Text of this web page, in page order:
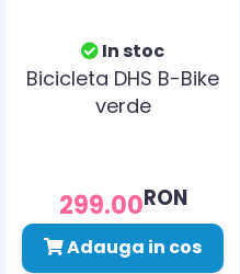
In stoc
Bicicleta DHS B-Bike
verde
299.00RON
Adauga in cos